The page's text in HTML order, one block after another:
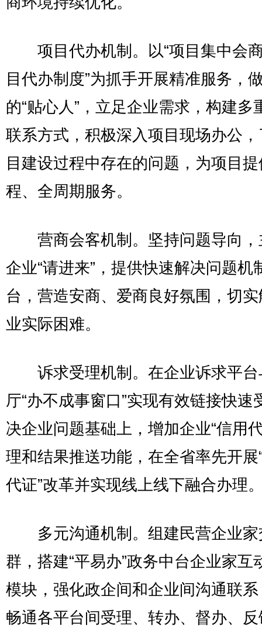
项目代办机制。以“项目集中会商
目代办制度”为抓手开展精准服务，
的“贴心人”，立足企业需求，构建多
联系方式，积极深入项目现场办公
目建设过程中存在的问题，为项目
程、全周期服务。
营商会客机制。坚持问题导向，
企业“请进来”，提供快速解决问题机
台，营造安商、爱商良好氛围，切
业实际困难。
诉求受理机制。在企业诉求平台
厅“办不成事窗口”实现有效链接快速
决企业问题基础上，增加企业“信用
理和结果推送功能，在全省率先开展
代证”改革并实现线上线下融合办理
多元沟通机制。组建民营企业家
群，搭建“平易办”政务中台企业家互
模块，强化政企间和企业间沟通联
畅通各平台间受理、转办、督办、